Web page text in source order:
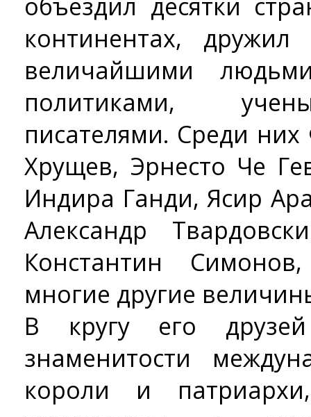
континентах,
величайшими
политиками,
писателями. Среди
Хрущев, Эрнесто Че
Индира Ганди, Ясир
Александр
Константин
многие другие
В кругу его
знаменитости
короли и